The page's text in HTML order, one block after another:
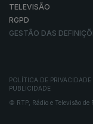
TELEVISÃO
RGPD
GESTÃO DAS
POLÍTICA DE PRIVACIDADE
PUBLICIDADE
© RTP, Rádio e Televisão de